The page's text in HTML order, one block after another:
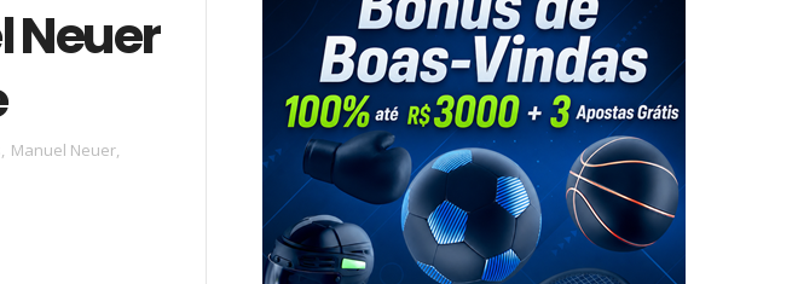
Neuer
, Manuel Neuer,